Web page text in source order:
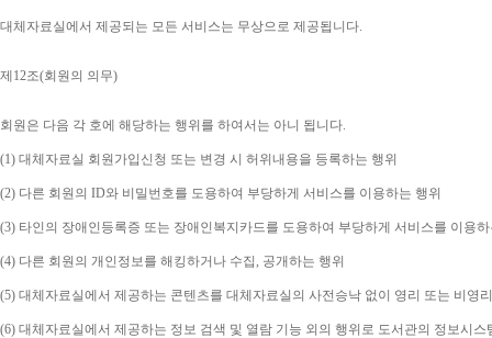
대체자료실에서 제공되는 모든 서비스는 무상으로 제공됩니다.
제 12조(회원의 의무)
회원은 다음 각 호에 해당하는 행위를 하여서는 아니 됩니다.
(1) 대체자료실 회원가입신청 또는 변경 시 허위내용을 등록하는 행위
(2) 다른 회원의 ID와 비밀번호를 도용하여 부당하게 서비스를 이용하는 행위
(3) 타인의 장애인등록증 또는 장애인복지카드를 도용하여 부당하게 서비스를 이용
(4) 다른 회원의 개인정보를 해킹하거나 수집, 공개하는 행위
(5) 대체자료실에서 제공하는 콘텐츠를 대체자료실의 사전승낙 없이 영리 또는 비영
(6) 대체자료실에서 제공하는 정보 검색 및 열람 기능 외의 행위로 도서관의 정보시스